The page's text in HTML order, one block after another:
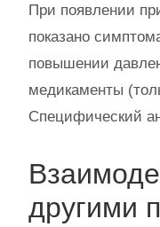
При появлении
показано
повышении
медикаменты
Специфический
другими